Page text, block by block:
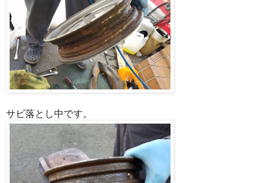
サビ落とし中です。